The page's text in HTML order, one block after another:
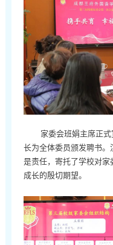
家委会班娟主席正
长为全体委员颁发聘书
是责任，寄托了学校对
成长的殷切期望。